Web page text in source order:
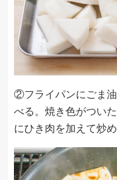
②フライパンにごま
べる。焼き色がつい
にひき肉を加えて炒め